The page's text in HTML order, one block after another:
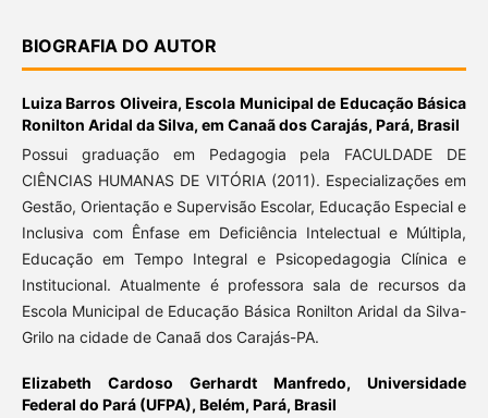
BIOGRAFIA DO AUTOR
Luiza Barros Oliveira,Escola Municipal de Educação Básica
Ronilton Aridal da Silva, em Canaã dos Carajás, Pará, Brasil
Possui graduação em Pedagogia pela FACULDADE DE
CIÊNCIAS HUMANAS DE VITÓRIA (2011). Especializações em
Gestão, Orientação e Supervisão Escolar, Educação Especial e
Inclusiva com Ênfase em Deficiência Intelectual e Múltipla,
Educação em Tempo Integral e Psicopedagogia Clínica e
Institucional. Atualmente é professora sala de recursos da
Escola Municipal de Educação Básica Ronilton Aridal da Silva-
Grilo na cidade de Canaã dos Carajás-PA.
Elizabeth Cardoso Gerhardt Manfredo,Universidade
Federal do Pará (UFPA), Belém, Pará, Brasil